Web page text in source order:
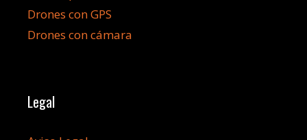
Drones con GPS
Drones con cámara
Legal